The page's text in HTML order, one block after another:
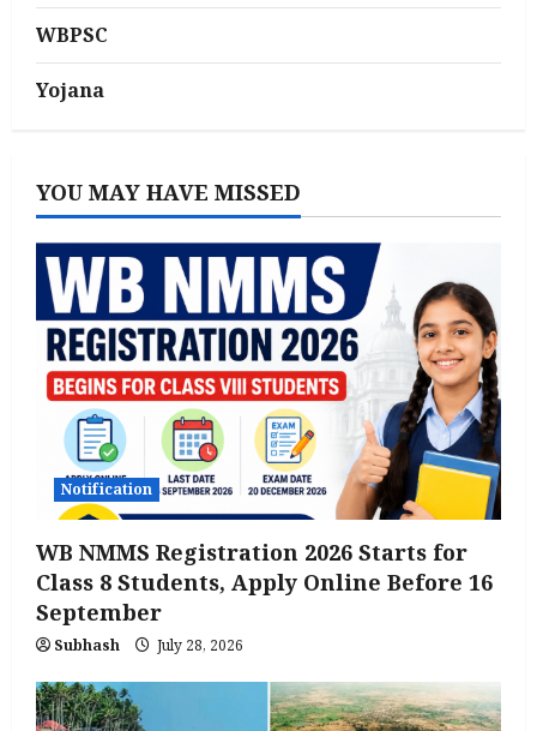
WBPSC
Yojana
YOU MAY HAVE MISSED
Notification
WB NMMS Registration 2026 Starts for
Class 8 Students, Apply Online Before 16
September
Subhash July 28, 2026